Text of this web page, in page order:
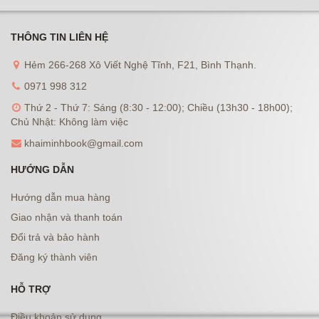
THÔNG TIN LIÊN HỆ
Hẻm 266-268 Xô Viết Nghệ Tĩnh, F21, Bình Thạnh.
0971 998 312
Thứ 2 - Thứ 7: Sáng (8:30 - 12:00); Chiều (13h30 - 18h00);
Chủ Nhật: Không làm việc
khaiminhbook@gmail.com
HƯỚNG DẪN
Hướng dẫn mua hàng
Giao nhận và thanh toán
Đổi trả và bảo hành
Đăng ký thành viên
HỖ TRỢ
Điều khoản sử dụng